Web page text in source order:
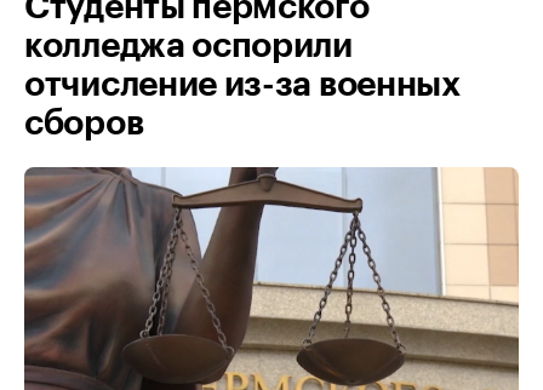
Студенты пермского
колледжа оспорили
отчисление из-за военных
сборов